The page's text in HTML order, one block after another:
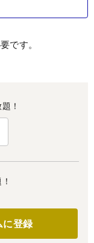
です。
！
に登録